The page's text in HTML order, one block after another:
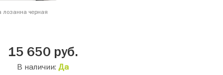
лозанна черная
15 650 руб.
В наличии: Да